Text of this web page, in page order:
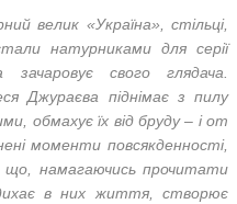
велик «Україна», стільці,
натурниками для серії
свого глядача.
Джураєва піднімає з пилу
обмахує їх від бруду – і от
моменти повсякденності,
що, намагаючись прочитати
в них життя, створює